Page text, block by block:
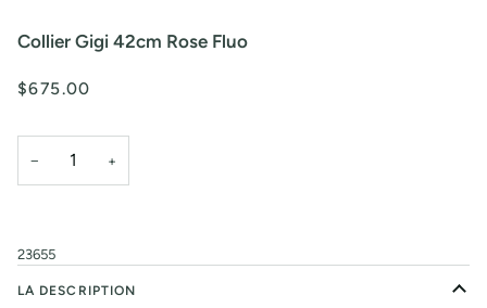
Collier Gigi 42cm Rose Fluo
$675.00
− +
23655
LA DESCRIPTION